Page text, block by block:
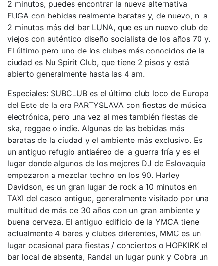
2 minutos, puedes encontrar la nueva alternativa
FUGA con bebidas realmente baratas y, de nuevo, ni a
2 minutos más del bar LUNA, que es un nuevo club de
viejos con auténtico diseño socialista de los años 70 y.
El último pero uno de los clubes más conocidos de la
ciudad es Nu Spirit Club, que tiene 2 pisos y está
abierto generalmente hasta las 4 am.
Especiales: SUBCLUB es el último club loco de Europa
del Este de la era PARTYSLAVA con fiestas de música
electrónica, pero una vez al mes también fiestas de
ska, reggae o indie. Algunas de las bebidas más
baratas de la ciudad y el ambiente más exclusivo. Es
un antiguo refugio antiaéreo de la guerra fría y es el
lugar donde algunos de los mejores DJ de Eslovaquia
empezaron a mezclar techno en los 90. Harley
Davidson, es un gran lugar de rock a 10 minutos en
TAXI del casco antiguo, generalmente visitado por una
multitud de más de 30 años con un gran ambiente y
buena cerveza. El antiguo edificio de la YMCA tiene
actualmente 4 bares y clubes diferentes, MMC es un
lugar ocasional para fiestas / conciertos o HOPKIRK el
bar local de absenta, Randal un lugar punk y Cobra un